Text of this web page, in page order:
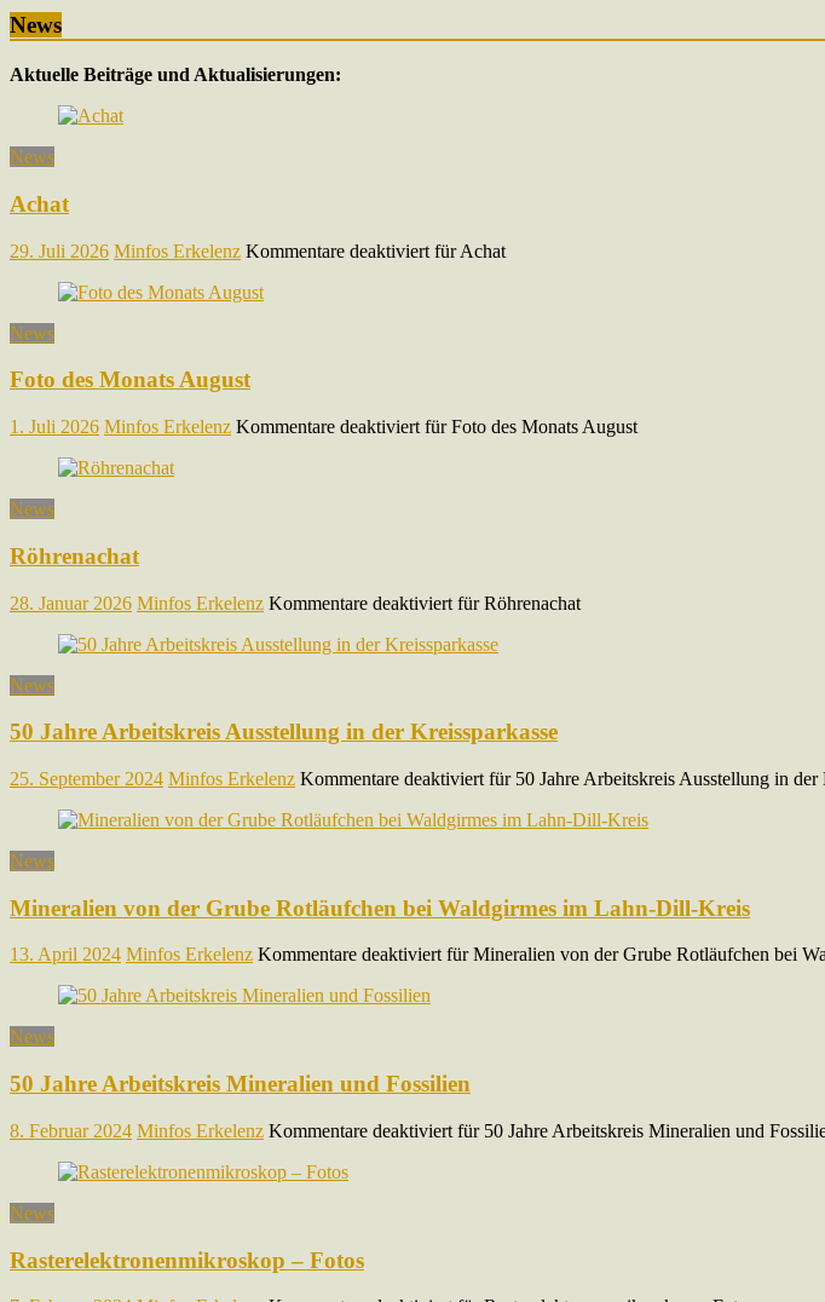
News
Aktuelle Beiträge und Aktualisierungen:
News
Achat
29. Juli 2026 Minfos Erkelenz Kommentare deaktiviert für Achat
News
Foto des Monats August
1. Juli 2026 Minfos Erkelenz Kommentare deaktiviert für Foto des Monats August
News
Röhrenachat
28. Januar 2026 Minfos Erkelenz Kommentare deaktiviert für Röhrenachat
News
50 Jahre Arbeitskreis Ausstellung in der Kreissparkasse
25. September 2024 Minfos Erkelenz Kommentare deaktiviert für 50 Jahre Arbeitskreis Ausstellung in der
News
Mineralien von der Grube Rotläufchen bei Waldgirmes im Lahn-Dill-Kreis
13. April 2024 Minfos Erkelenz Kommentare deaktiviert für Mineralien von der Grube Rotläufchen bei
News
50 Jahre Arbeitskreis Mineralien und Fossilien
8. Februar 2024 Minfos Erkelenz Kommentare deaktiviert für 50 Jahre Arbeitskreis Mineralien und
News
Rasterelektronenmikroskop – Fotos